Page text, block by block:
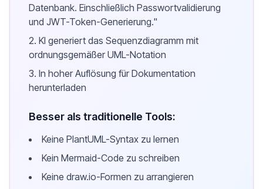
Datenbank. Einschließlich Passwortvalidierung
und JWT-Token-Generierung."
KI generiert das Sequenzdiagramm mit
ordnungsgemäßer UML-Notation
In hoher Auflösung für Dokumentation
herunterladen
Besser als traditionelle Tools:
Keine PlantUML-Syntax zu lernen
Kein Mermaid-Code zu schreiben
Keine draw.io-Formen zu arrangieren